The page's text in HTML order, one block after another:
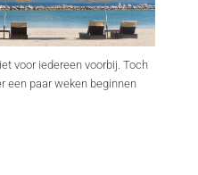
voor iedereen voorbij. Toch
een paar weken beginnen